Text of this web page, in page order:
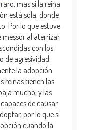
mas si la reina
está sola, donde
Por lo que estuve
messor al aterrizar
con los
de agresividad
la adopción
reinas tienen las
mucho, y las
de causar
por lo que si
cuando la